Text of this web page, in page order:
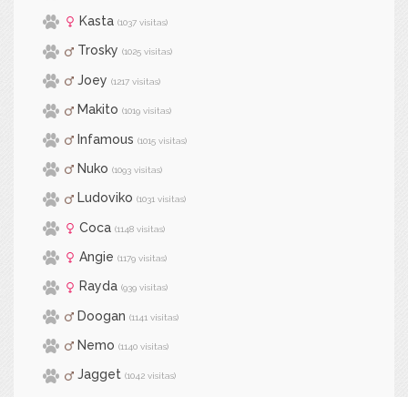
Kasta (1037 visitas)
Trosky (1025 visitas)
Joey (1217 visitas)
Makito (1019 visitas)
Infamous (1015 visitas)
Nuko (1093 visitas)
Ludoviko (1031 visitas)
Coca (1148 visitas)
Angie (1179 visitas)
Rayda (939 visitas)
Doogan (1141 visitas)
Nemo (1140 visitas)
Jagget (1042 visitas)